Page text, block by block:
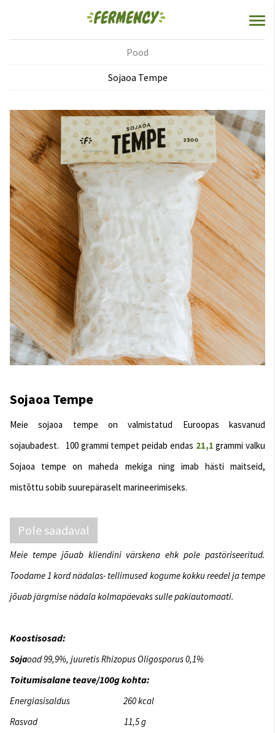
Pood
Sojaoa Tempe
Sojaoa Tempe
Meie sojaoa tempe on valmistatud Euroopas kasvanud
sojaubadest. 100 grammi tempet peidab endas 21,1 grammi valku
Sojaoa tempe on maheda mekiga ning imab hästi maitseid,
mistõttu sobib suurepäraselt marineerimiseks.
Pole saadaval
Meie tempe jõuab kliendini värskena ehk pole pastöriseeritud.
Toodame 1 kord nädalas- tellimused kogume kokku reedel ja tempe
jõuab järgmise nädala kolmapäevaks sulle pakiautomaati.
Koostisosad:
Sojaoad 99,9%, juuretis Rhizopus Oligosporus 0,1%
Toitumisalane teave/100g kohta:
Energiasisaldus 260 kcal
Rasvad 11,5 g